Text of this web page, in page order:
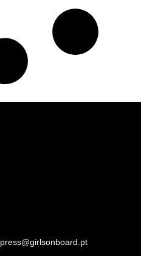
press@girlsonboard.pt